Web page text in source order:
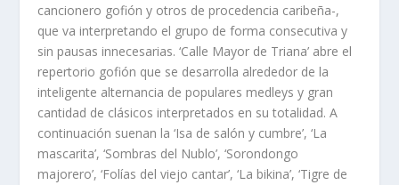
cancionero gofión y otros de procedencia caribeña-,
que va interpretando el grupo de forma consecutiva y
sin pausas innecesarias. ‘Calle Mayor de Triana’ abre el
repertorio gofión que se desarrolla alrededor de la
inteligente alternancia de populares medleys y gran
cantidad de clásicos interpretados en su totalidad. A
continuación suenan la ‘Isa de salón y cumbre’, ‘La
mascarita’, ‘Sombras del Nublo’, ‘Sorondongo
majorero’, ‘Folías del viejo cantar’, ‘La bikina’, ‘Tigre de